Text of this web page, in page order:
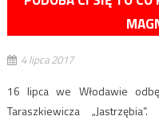
4 lipca 2017
16 lipca we Włodawie
Taraszkiewicza